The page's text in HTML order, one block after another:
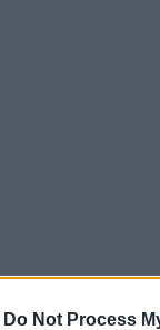
Do Not Process